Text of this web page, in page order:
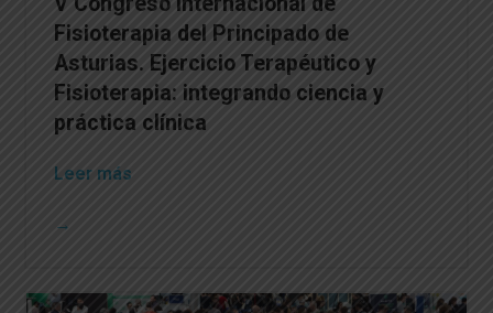
Fisioterapia del Principado de
Asturias. Ejercicio Terapéutico y
Fisioterapia: integrando ciencia y
práctica clínica
Leer más
→